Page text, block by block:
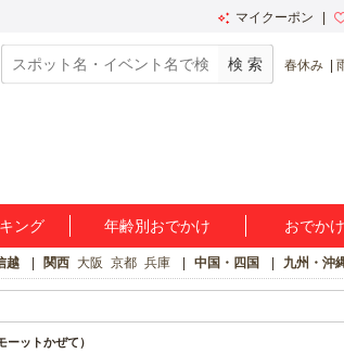
マイクーポン
春休み
ング 年齢別おでかけ おでか
越 関西 大阪 京都 兵庫 中国・四国 九州・沖
ットかぜて）